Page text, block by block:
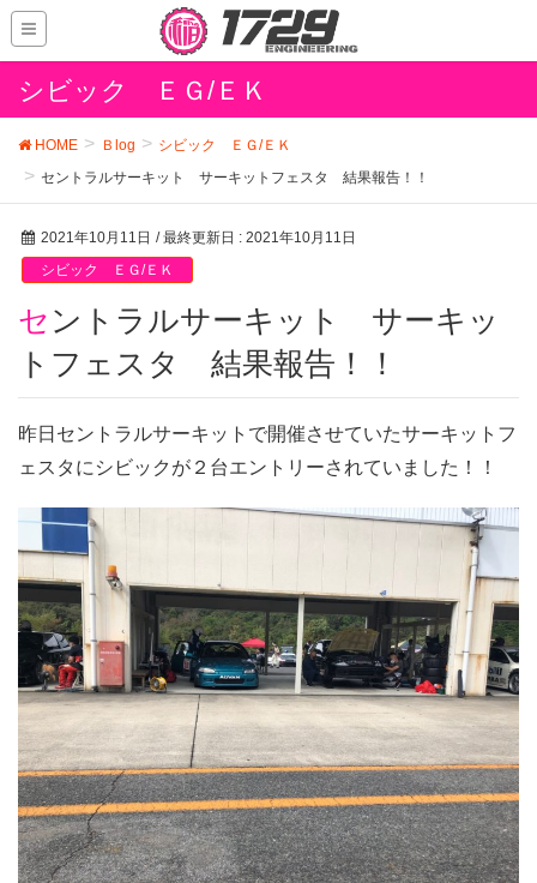
シビック ＥＧ/ＥＫ
HOME Ｂlog
シビック ＥＧ/ＥＫ
セントラルサーキット サーキットフェスタ 結果報告！！
2021年10月11日 / 最終更新日 : 2021年10月11日
シビック ＥＧ/ＥＫ
セントラルサーキット サーキッ
トフェスタ 結果報告！！
昨日セントラルサーキットで開催させていたサーキットフ
ェスタにシビックが２台エントリーされていました！！